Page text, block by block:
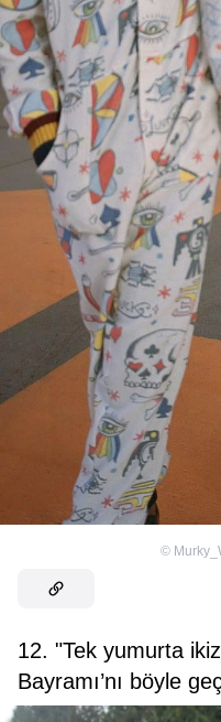
©
12. "Tek yumurta
Bayramı’nı böyle